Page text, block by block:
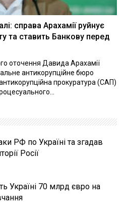
справа Арахамії руйнує
та ставить Банкову перед
оточення Давида Арахамії
антикорупційне бюро
прокуратура (САП)
РФ по Україні та згадав
Росії
Україні 70 млрд євро на